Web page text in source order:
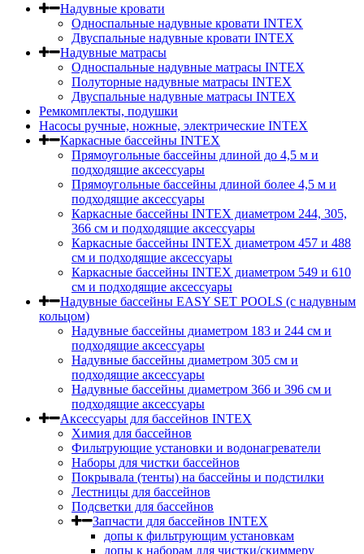
Надувные кровати
Односпальные надувные кровати INTEX
Двуспальные надувные кровати INTEX
Надувные матрасы
Односпальные надувные матрасы INTEX
Полуторные надувные матрасы INTEX
Двуспальные надувные матрасы INTEX
Ремкомплекты, подушки
Насосы ручные, ножные, электрические INTEX
Каркасные бассейны INTEX
Прямоугольные бассейны длиной до 4,5 м и
подходящие аксессуары
Прямоугольные бассейны длиной более 4,5 м и
подходящие аксессуары
Каркасные бассейны INTEX диаметром 244, 305,
366 см и подходящие аксессуары
Каркасные бассейны INTEX диаметром 457 и 488
cм и подходящие аксессуары
Каркасные бассейны INTEX диаметром 549 и 610
см и подходящие аксессуары
Надувные бассейны EASY SET POOLS (с надувным
кольцом)
Надувные бассейны диаметром 183 и 244 см и
подходящие аксессуары
Надувные бассейны диаметром 305 см и
подходящие аксессуары
Надувные бассейны диаметром 366 и 396 см и
подходящие аксессуары
Аксессуары для бассейнов INTEX
Химия для бассейнов
Фильтрующие установки и водонагреватели
Наборы для чистки бассейнов
Покрывала (тенты) на бассейны и подстилки
Лестницы для бассейнов
Подсветки для бассейнов
Запчасти для бассейнов INTEX
допы к фильтрующим установкам
допы к наборам для чистки/скиммеру